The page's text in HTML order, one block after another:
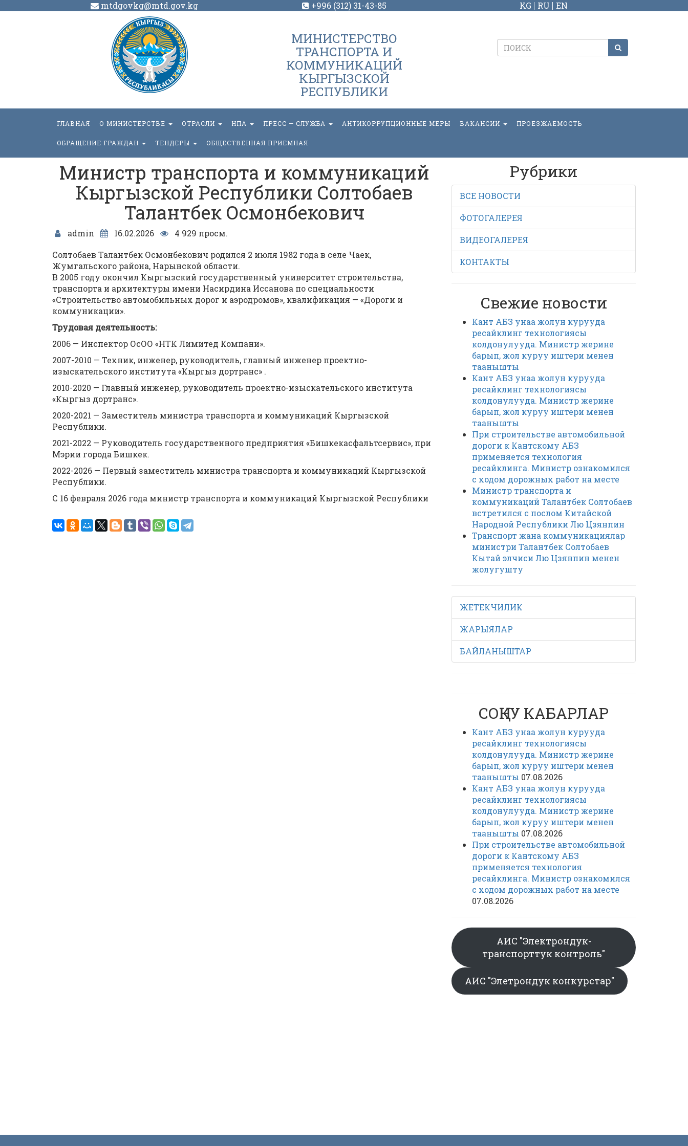
mtdgovkg@mtd.gov.kg +996 (312) 31-43-85 KG RU EN
МИНИСТЕРСТВО
ТРАНСПОРТА И
КОММУНИКАЦИЙ
КЫРГЫЗСКОЙ
РЕСПУБЛИКИ
ГЛАВНАЯ О МИНИСТЕРСТВЕ ОТРАСЛИ НПА ПРЕСС — СЛУЖБА АНТИКОРРУПЦИОННЫЕ МЕРЫ ВАКАНСИИ ПРОЕЗЖАЕМОСТЬ
ОБРАЩЕНИЕ ГРАЖДАН ТЕНДЕРЫ ОБЩЕСТВЕННАЯ ПРИЕМНАЯ
Министр транспорта и коммуникаций
Кыргызской Республики Солтобаев
Талантбек Осмонбекович
admin 16.02.2026
4 929 просм.
Солтобаев Талантбек Осмонбекович родился 2 июля 1982 года в селе Чаек,
Жумгальского района, Нарынской области.
В 2005 году окончил Кыргызский государственный университет строительства,
транспорта и архитектуры имени Насирдина Иссанова по специальности
«Строительство автомобильных дорог и аэродромов», квалификация — «Дороги и
коммуникации».
Трудовая деятельность:
2006 — Инспектор ОсОО «НТК Лимитед Компани».
2007-2010 — Техник, инженер, руководитель, главный инженер проектно-
изыскательского института «Кыргыз дортранс» .
2010-2020 — Главный инженер, руководитель проектно-изыскательского института
«Кыргыз дортранс».
2020-2021 — Заместитель министра транспорта и коммуникаций Кыргызской
Республики.
2021-2022 — Руководитель государственного предприятия «Бишкекасфальтсервис», при
Мэрии города Бишкек.
2022-2026 — Первый заместитель министра транспорта и коммуникаций Кыргызской
Республики.
С 16 февраля 2026 года министр транспорта и коммуникаций Кыргызской Республики
Рубрики
ВСЕ НОВОСТИ
ФОТОГАЛЕРЕЯ
ВИДЕОГАЛЕРЕЯ
КОНТАКТЫ
Свежие новости
Кант АБЗ унаа жолун курууда
ресайклинг технологиясы
колдонулууда. Министр жерине
барып, жол куруу иштери менен
таанышты
Кант АБЗ унаа жолун курууда
ресайклинг технологиясы
колдонулууда. Министр жерине
барып, жол куруу иштери менен
таанышты
При строительстве автомобильной
дороги к Кантскому АБЗ
применяется технология
ресайклинга. Министр ознакомился
с ходом дорожных работ на месте
Министр транспорта и
коммуникаций Талантбек Солтобаев
встретился с послом Китайской
Народной Республики Лю Цзянпин
Транспорт жана коммуникациялар
министри Талантбек Солтобаев
Кытай элчиси Лю Цзянпин менен
жолугушту
ЖЕТЕКЧИЛИК
ЖАРЫЯЛАР
БАЙЛАНЫШТАР
СОҢКУ КАБАРЛАР
Кант АБЗ унаа жолун курууда
ресайклинг технологиясы
колдонулууда. Министр жерине
барып, жол куруу иштери менен
таанышты 07.08.2026
Кант АБЗ унаа жолун курууда
ресайклинг технологиясы
колдонулууда. Министр жерине
барып, жол куруу иштери менен
таанышты 07.08.2026
При строительстве автомобильной
дороги к Кантскому АБЗ
применяется технология
ресайклинга. Министр ознакомился
с ходом дорожных работ на месте
07.08.2026
АИС "Электрондук-
транспорттук контроль"
АИС "Элетрондук конкурстар"